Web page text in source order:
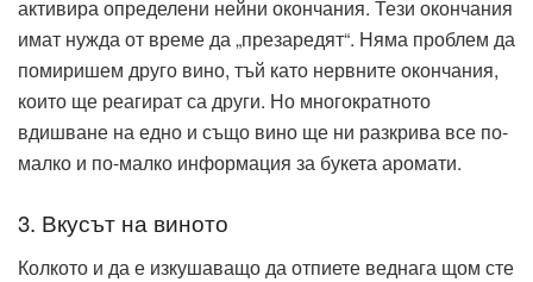
активира определени нейни окончания. Тези окончания
имат нужда от време да „презаредят“. Няма проблем да
помиришем друго вино, тъй като нервните окончания,
които ще реагират са други. Но многократното
вдишване на едно и също вино ще ни разкрива все по-
малко и по-малко информация за букета аромати.
3. Вкусът на виното
Колкото и да е изкушаващо да отпиете веднага щом сте